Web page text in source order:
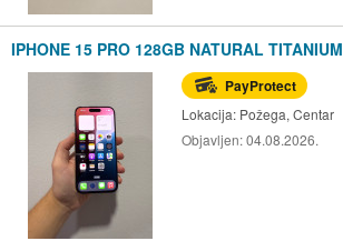
IPHONE 15 PRO 128GB NATURAL TITANIUM
PayProtect
Lokacija: Požega, Centar
Objavljen:04.08.2026.